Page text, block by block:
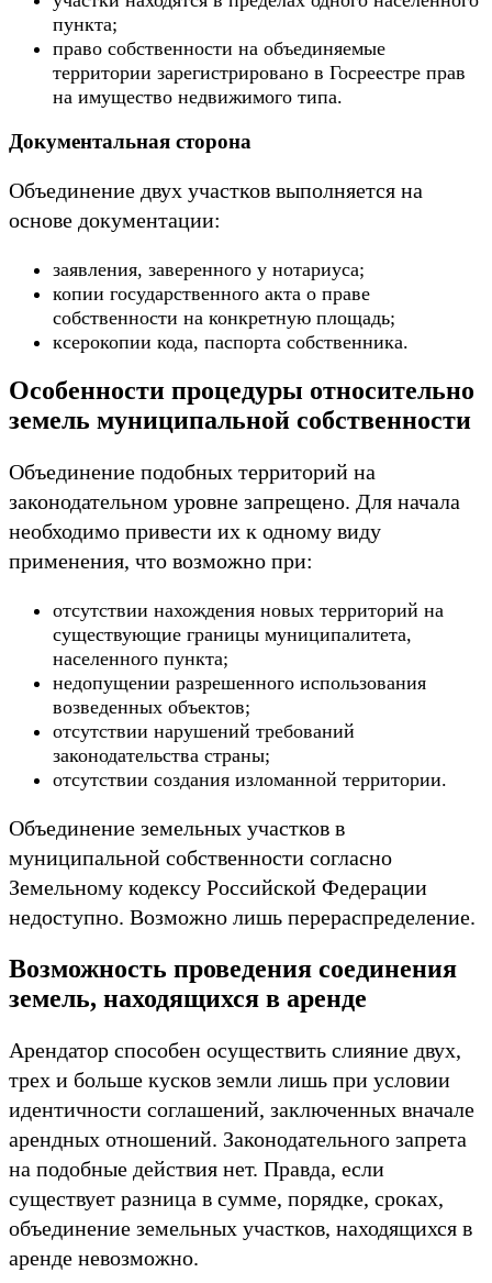
пункта;
право собственности на объединяемые
территории зарегистрировано в Госреестре прав
на имущество недвижимого типа.
Документальная сторона
Объединение двух участков выполняется на
основе документации:
заявления, заверенного у нотариуса;
копии государственного акта о праве
собственности на конкретную площадь;
ксерокопии кода, паспорта собственника.
Особенности процедуры относительно
земель муниципальной собственности
Объединение подобных территорий на
законодательном уровне запрещено. Для начала
необходимо привести их к одному виду
применения, что возможно при:
отсутствии нахождения новых территорий на
существующие границы муниципалитета,
населенного пункта;
недопущении разрешенного использования
возведенных объектов;
отсутствии нарушений требований
законодательства страны;
отсутствии создания изломанной территории.
Объединение земельных участков в
муниципальной собственности согласно
Земельному кодексу Российской Федерации
недоступно. Возможно лишь перераспределение.
Возможность проведения соединения
земель, находящихся в аренде
Арендатор способен осуществить слияние двух,
трех и больше кусков земли лишь при условии
идентичности соглашений, заключенных вначале
арендных отношений. Законодательного запрета
на подобные действия нет. Правда, если
существует разница в сумме, порядке, сроках,
объединение земельных участков, находящихся в
аренде невозможно.